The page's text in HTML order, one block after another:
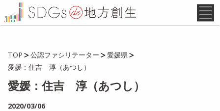
TOP 公認ファシリテーター
愛媛県
愛媛：住吉 淳（あつし）
愛媛：住吉 淳（あつし）
2020/03/06